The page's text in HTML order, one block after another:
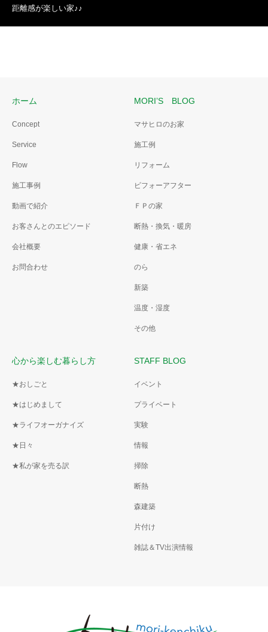
距離感が楽しい家♪♪
ホーム
Concept
Service
Flow
施工事例
動画で紹介
お客さんとのエピソード
会社概要
お問合わせ
MORI’S BLOG
マサヒロのお家
施工例
リフォーム
ビフォーアフター
ＦＰの家
断熱・換気・暖房
健康・省エネ
のら
新築
温度・湿度
その他
心から楽しむ暮らし方
★おしごと
★はじめまして
★ライフオーガナイズ
★日々
★私が家を売る訳
STAFF BLOG
イベント
プライベート
実験
情報
掃除
断熱
森建築
片付け
雑誌＆TV出演情報